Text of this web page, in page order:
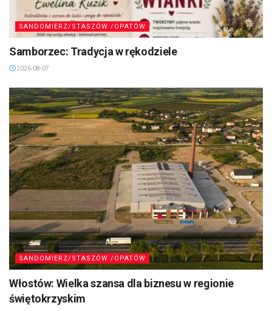
SANDOMIERZ/STASZÓW /OPATÓW
Samborzec: Tradycja w rękodziele
2026-08-07
SANDOMIERZ/STASZÓW /OPATÓW
Włostów: Wielka szansa dla biznesu w regionie
świętokrzyskim